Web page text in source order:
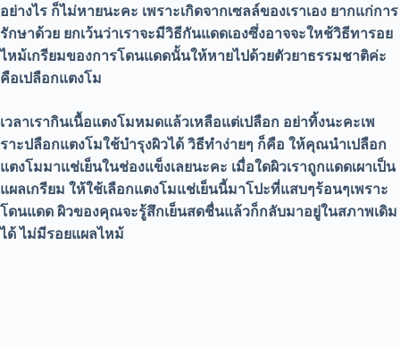
อย่างไร ก็ไม่หายนะคะ เพราะเกิดจากเซลล์ของเราเอง ยากแก่การ
รักษาด้วย ยกเว้นว่าเราจะมีวิธีกันแดดเองซึ่งอาจจะใหช้วิธีทารอย
ไหม้เกรียมของการโดนแดดนั้นให้หายไปด้วยตัวยาธรรมชาติค่ะ
คือเปลือกแตงโม
เวลาเรากินเนื้อแตงโมหมดแล้วเหลือแต่เปลือก อย่าทิ้งนะคะเพ
ราะปลือกแตงโมใช้บำรุงผิวได้ วิธีทำง่ายๆ ก็คือ ให้คุณนำเปลือก
แตงโมมาแช่เย็นในช่องแข็งเลยนะคะ เมื่อใดผิวเราถูกแดดเผาเป็น
แผลเกรียม ให้ใช้เลือกแตงโมแช่เย็นนี้มาโปะที่แสบๆร้อนๆเพราะ
โดนแดด ผิวของคุณจะรู้สึกเย็นสดชื่นแล้วก็กลับมาอยู่ในสภาพเดิม
ได้ ไม่มีรอยแผลไหม้